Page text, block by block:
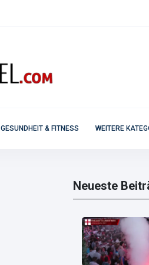
GESUNDHEIT & FITNESS WEITERE
Neueste